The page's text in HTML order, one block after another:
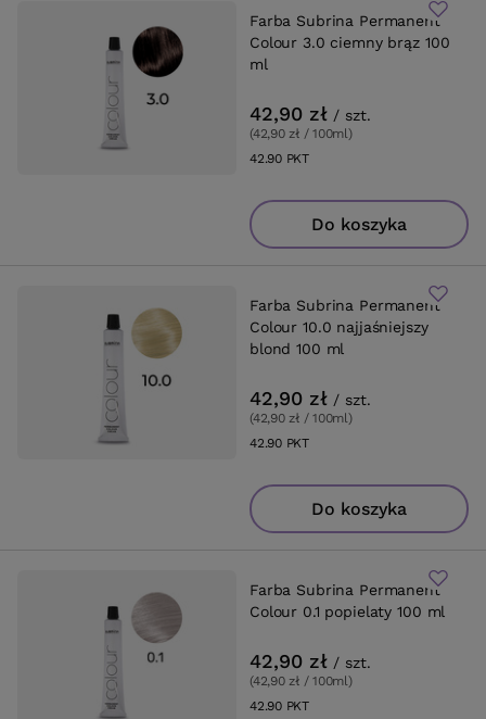
Farba Subrina Permanent
Colour 3.0 ciemny brąz 100
ml
42,90 zł / szt.
(42,90 zł / 100ml)
42.90PKTpunktów
Do koszyka
Farba Subrina Permanent
Colour 10.0 najjaśniejszy
blond 100 ml
42,90 zł / szt.
(42,90 zł / 100ml)
42.90PKTpunktów
Do koszyka
Farba Subrina Permanent
Colour 0.1 popielaty 100 ml
42,90 zł / szt.
(42,90 zł / 100ml)
42.90PKTpunktów